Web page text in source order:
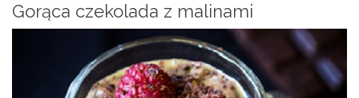
Gorąca czekolada z malinami